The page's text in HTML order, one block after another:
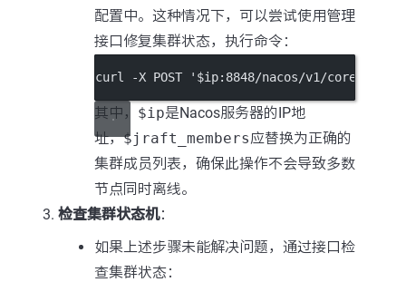
配置中。这种情况下，可以尝试使用管理
接口修复集群状态，执行命令：
curl -X POST '$ip:8848/nacos/v1/core/
其中， $ip是Nacos服务器的IP地
址，$jraft_members应替换为正确的
集群成员列表，确保此操作不会导致多数
节点同时离线。
检查集群状态机：
如果上述步骤未能解决问题，通过接口检
查集群状态：